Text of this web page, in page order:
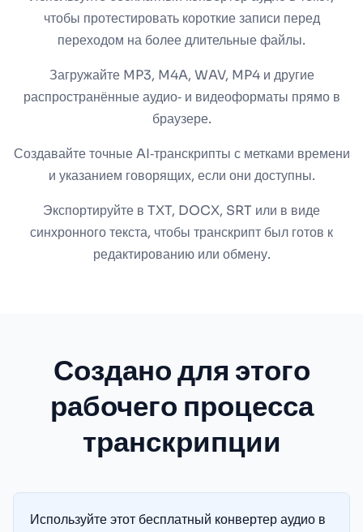
чтобы протестировать короткие записи перед
переходом на более длительные файлы.
Загружайте MP3, M4A, WAV, MP4 и другие
распространённые аудио‑ и видеоформаты прямо в
браузере.
Создавайте точные AI‑транскрипты с метками времени
и указанием говорящих, если они доступны.
Экспортируйте в TXT, DOCX, SRT или в виде
синхронного текста, чтобы транскрипт был готов к
редактированию или обмену.
Создано для этого
рабочего процесса
транскрипции
Используйте этот бесплатный конвертер аудио в